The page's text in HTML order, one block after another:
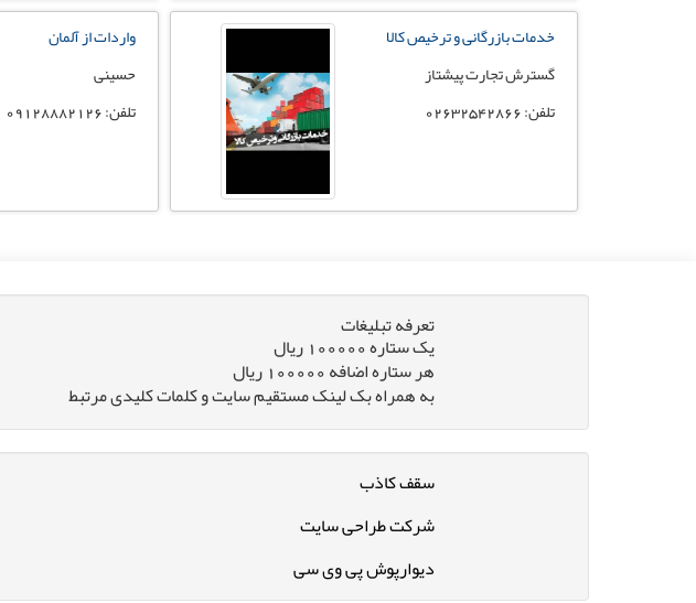
خدمات بازرگانی و ترخیص کالا
گسترش تجارت پیشتاز
تلفن: 02632542866
واردات از آلمان
حسینی
تلفن: 09128882126
تعرفه تبلیغات
یک ستاره 100000 ریال
هر ستاره اضافه 100000 ریال
به همراه بک لینک مستقیم سایت و کلمات کلیدی مرتبط
سقف کاذب
شرکت طراحی سایت
دیوارپوش پی وی سی